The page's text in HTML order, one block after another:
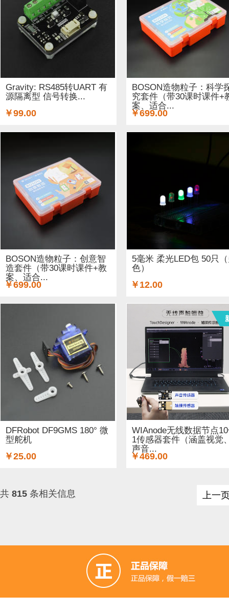
Gravity: RS485转UART 有
源隔离型 信号转换...
￥99.00
BOSON造物粒子：科学
究套件（带30课时课件+
案、适合...
￥699.00
BOSON造物粒子：创意智
造套件（带30课时课件+教
案、适合...
￥699.00
5毫米 柔光LED包 50只
色）
￥12.00
DFRobot DF9GMS 180° 微
型舵机
￥25.00
WIAnode无线数据节点
1传感器套件（涵盖视觉
声音...
￥469.00
共 815 条相关信息 上一